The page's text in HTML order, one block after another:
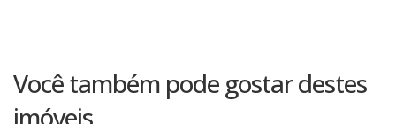
Você também pode gostar destes
imóveis